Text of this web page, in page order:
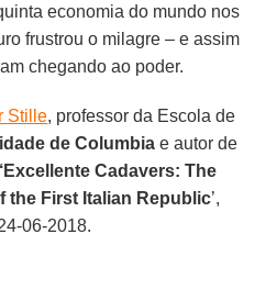
economia do mundo nos
frustrou o milagre – e assim
chegando ao poder.
Stille, professor da Escola de
de Columbia e autor de
‘Excellente Cadavers: The
the First Italian Republic’,
06-2018.